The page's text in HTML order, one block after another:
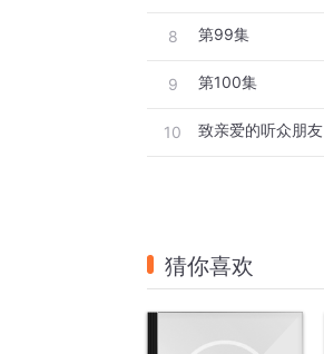
8 第99集
9 第100集
10 致亲爱的听众朋友
猜你喜欢